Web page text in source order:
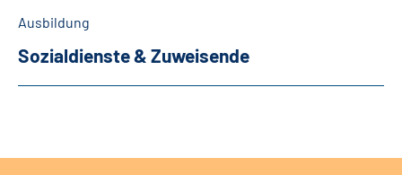
Ausbildung
Sozialdienste & Zuweisende